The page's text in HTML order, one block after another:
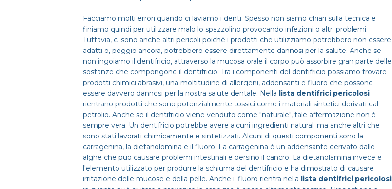
Facciamo molti errori quando ci laviamo i denti. Spesso non siamo chiari sulla tecnica e
finiamo quindi per utilizzare malo lo spazzolino provocando infezioni o altri problemi.
Tuttavia, ci sono anche altri pericoli poiché i prodotti che utilizziamo potrebbero non essere
adatti o, peggio ancora, potrebbero essere direttamente dannosi per la salute. Anche se
non ingoiamo il dentifricio, attraverso la mucosa orale il corpo può assorbire gran parte delle
sostanze che compongono il dentifricio. Tra i componenti del dentifricio possiamo trovare
prodotti chimici abrasivi, una moltitudine di allergeni, addensanti e fluoro che possono
essere davvero dannosi per la nostra salute dentale. Nella lista dentifrici pericolosi
rientrano prodotti che sono potenzialmente tossici come i materiali sintetici derivati dal
petrolio. Anche se il dentifricio viene venduto come "naturale", tale affermazione non è
sempre vera. Un dentifricio potrebbe avere alcuni ingredienti naturali ma anche altri che
sono stati lavorati chimicamente e sintetizzati. Alcuni di questi componenti sono la
carragenina, la dietanolomina e il fluoro. La carragenina è un addensante derivato dalle
alghe che può causare problemi intestinali e persino il cancro. La dietanolamina invece è
l'elemento utilizzato per produrre la schiuma del dentifricio e ha dimostrato di causare
irritazione delle mucose e della pelle. Anche il fluoro rientra nella lista dentifrici pericolosi